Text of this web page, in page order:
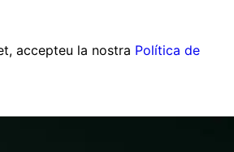
accepteu la nostra Política de